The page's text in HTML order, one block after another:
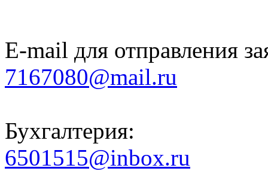
E-mail для отправления
7167080@mail.ru
Бухгалтерия:
6501515@inbox.ru